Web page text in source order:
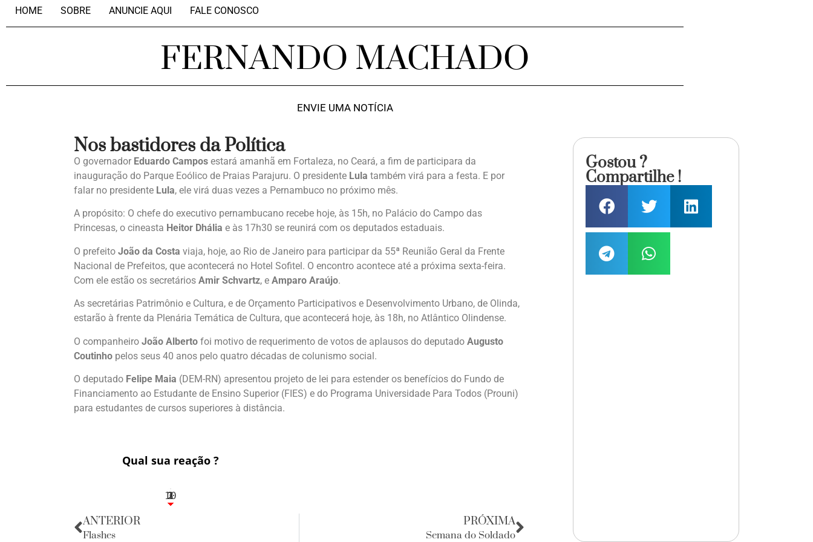
HOME SOBRE ANUNCIE AQUI FALE CONOSCO
FERNANDO MACHADO
ENVIE UMA NOTÍCIA
Nos bastidores da Política
O governador Eduardo Campos estará amanhã em Fortaleza, no Ceará, a fim de participara da
inauguração do Parque Eoólico de Praias Parajuru. O presidente Lula também virá para a festa. E por
falar no presidente Lula, ele virá duas vezes a Pernambuco no próximo mês.
A propósito: O chefe do executivo pernambucano recebe hoje, às 15h, no Palácio do Campo das
Princesas, o cineasta Heitor Dhália e às 17h30 se reunirá com os deputados estaduais.
O prefeito João da Costa viaja, hoje, ao Rio de Janeiro para participar da 55ª Reunião Geral da Frente
Nacional de Prefeitos, que acontecerá no Hotel Sofitel. O encontro acontece até a próxima sexta-feira.
Com ele estão os secretários Amir Schvartz, e Amparo Araújo.
As secretárias Patrimônio e Cultura, e de Orçamento Participativos e Desenvolvimento Urbano, de Olinda,
estarão à frente da Plenária Temática de Cultura, que acontecerá hoje, às 18h, no Atlântico Olindense.
O companheiro João Alberto foi motivo de requerimento de votos de aplausos do deputado Augusto
Coutinho pelos seus 40 anos pelo quatro décadas de colunismo social.
O deputado Felipe Maia (DEM-RN) apresentou projeto de lei para estender os benefícios do Fundo de
Financiamento ao Estudante de Ensino Superior (FIES) e do Programa Universidade Para Todos (Prouni)
para estudantes de cursos superiores à distância.
Qual sua reação ?
3
1
1
2
10
ANTERIOR
Flashes
PRÓXIMA
Semana do Soldado
Gostou ?
Compartilhe !